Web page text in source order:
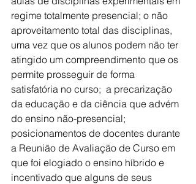
regime totalmente presencial; o não
aproveitamento total das disciplinas,
uma vez que os alunos podem não ter
atingido um compreendimento que os
permite prosseguir de forma
satisfatória no curso;  a precarização
da educação e da ciência que advém
do ensino não-presencial;
posicionamentos de docentes durante
a Reunião de Avaliação de Curso em
que foi elogiado o ensino híbrido e
incentivado que alguns de seus